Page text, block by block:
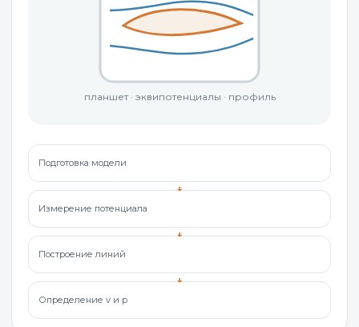
планшет · эквипотенциалы · профиль
Подготовка модели
Измерение потенциала
Построение линий
Определение v и p